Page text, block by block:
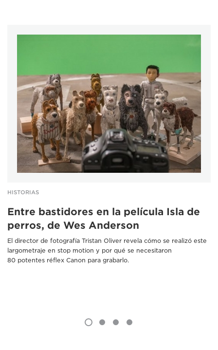
HISTORIAS
Entre bastidores en la película Isla de
perros, de Wes Anderson
El director de fotografía Tristan Oliver revela cómo se realizó este
largometraje en stop motion y por qué se necesitaron
80 potentes réflex Canon para grabarlo.